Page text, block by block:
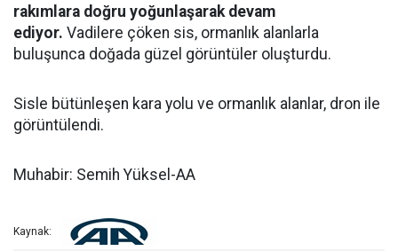
rakımlara doğru yoğunlaşarak devam
ediyor. Vadilere çöken sis, ormanlık alanlarla
buluşunca doğada güzel görüntüler oluşturdu.
Sisle bütünleşen kara yolu ve ormanlık alanlar, dron ile
görüntülendi.
Muhabir: Semih Yüksel-AA
Kaynak: